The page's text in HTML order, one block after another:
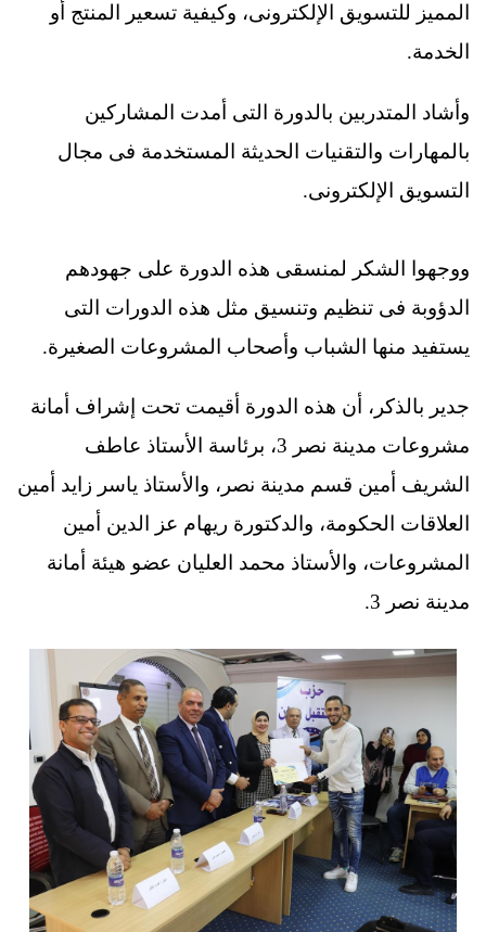
المميز للتسويق الإلكترونى، وكيفية تسعير المنتج أو
الخدمة.
وأشاد المتدربين بالدورة التى أمدت المشاركين
بالمهارات والتقنيات الحديثة المستخدمة فى مجال
التسويق الإلكترونى.
ووجهوا الشكر لمنسقى هذه الدورة على جهودهم
الدؤوبة فى تنظيم وتنسيق مثل هذه الدورات التى
يستفيد منها الشباب وأصحاب المشروعات الصغيرة.
جدير بالذكر، أن هذه الدورة أقيمت تحت إشراف أمانة
مشروعات مدينة نصر 3، برئاسة الأستاذ عاطف
الشريف أمين قسم مدينة نصر، والأستاذ ياسر زايد أمين
العلاقات الحكومة، والدكتورة ريهام عز الدين أمين
المشروعات، والأستاذ محمد العليان عضو هيئة أمانة
مدينة نصر 3.